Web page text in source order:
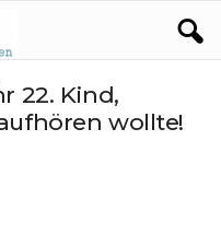
22. Kind,
wollte!